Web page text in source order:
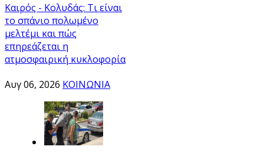
Καιρός - Κολυδάς: Τι είναι
το σπάνιο πολωμένο
μελτέμι και πώς
επηρεάζεται η
ατμοσφαιρική κυκλοφορία
Αυγ 06, 2026 ΚΟΙΝΩΝΙΑ